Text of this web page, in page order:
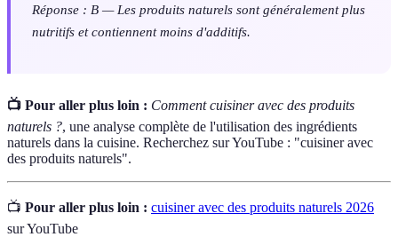
Réponse : B — Les produits naturels sont généralement plus
nutritifs et contiennent moins d'additifs.
📺 Pour aller plus loin : Comment cuisiner avec des produits
naturels ?, une analyse complète de l'utilisation des ingrédients
naturels dans la cuisine. Recherchez sur YouTube : "cuisiner avec
des produits naturels".
📺 Pour aller plus loin : cuisiner avec des produits naturels 2026
sur YouTube